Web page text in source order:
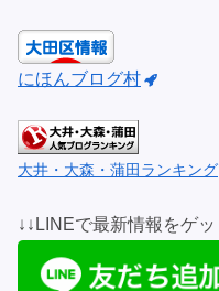
にほんブログ村
大井・大森・蒲田ランキング
↓↓LINEで最新情報をゲッ